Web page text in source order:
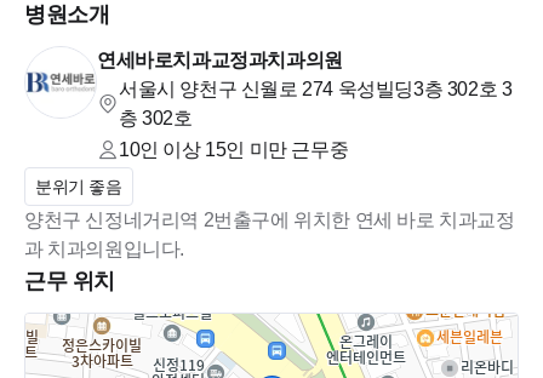
http://www.ysbaromd.com
■ 병원위치
서울 양천구 신월로 274 욱성빌딩 3층 302호
2호선 신정네거리역 2번출구 국민은행 옆 건물 3층 도보 30초
병원소개
연세바로치과교정과치과의원
서울시 양천구 신월로 274 욱성빌딩3층 302호 3
층 302호
10인 이상 15인 미만근무중
분위기 좋음
양천구 신정네거리역 2번출구에 위치한 연세 바로 치과교정
과 치과의원입니다.
근무 위치